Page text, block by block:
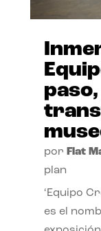
por Flat
plan
‘Equipo
es el